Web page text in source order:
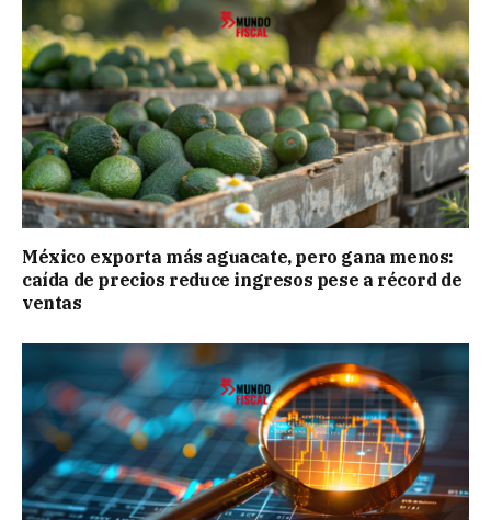
México exporta más aguacate, pero gana menos:
caída de precios reduce ingresos pese a récord de
ventas